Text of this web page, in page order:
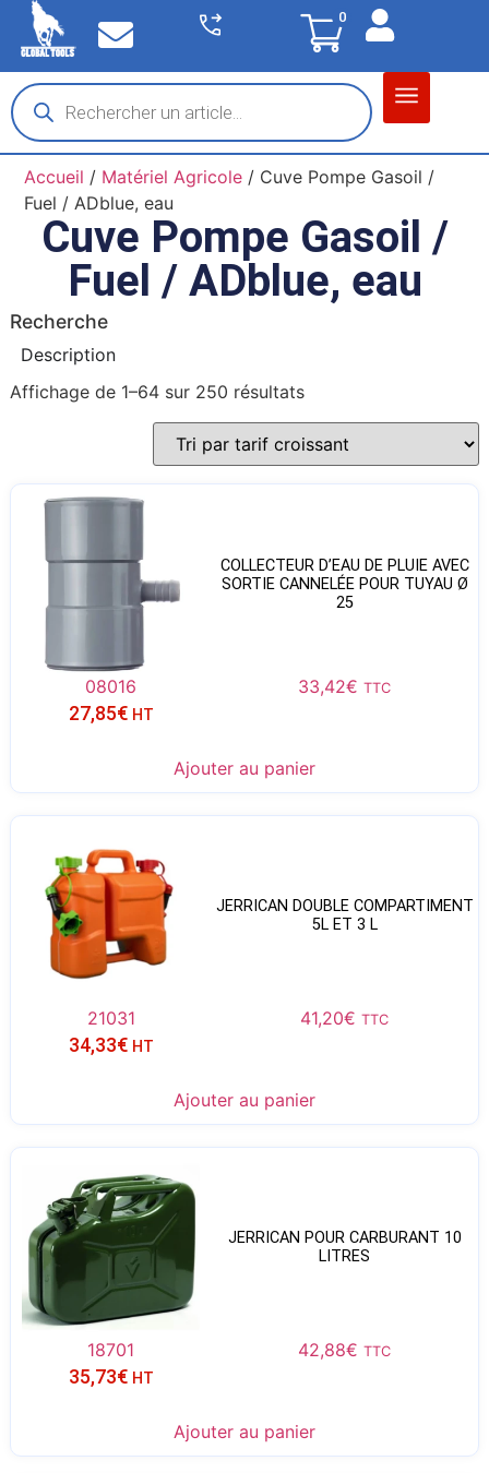
0
Accueil / Matériel Agricole / Cuve Pompe Gasoil /
Fuel / ADblue, eau
Cuve Pompe Gasoil /
Fuel / ADblue, eau
Recherche
Description
Affichage de 1–64 sur 250 résultats
COLLECTEUR D’EAU DE PLUIE AVEC
SORTIE CANNELÉE POUR TUYAU Ø
25
08016 33,42€ TTC
27,85€ HT
Ajouter au panier
JERRICAN DOUBLE COMPARTIMENT
5L ET 3 L
21031 41,20€ TTC
34,33€ HT
Ajouter au panier
JERRICAN POUR CARBURANT 10
LITRES
18701 42,88€ TTC
35,73€ HT
Ajouter au panier